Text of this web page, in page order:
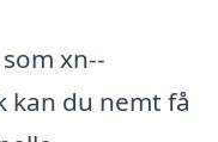
xn--
du nemt få